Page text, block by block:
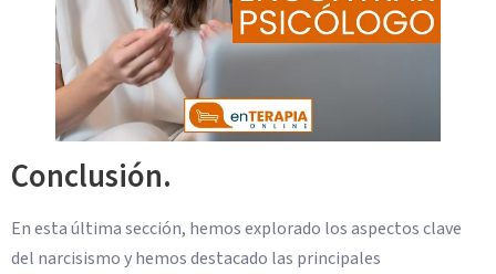
Conclusión.
En esta última sección, hemos explorado los aspectos clave
del narcisismo y hemos destacado las principales